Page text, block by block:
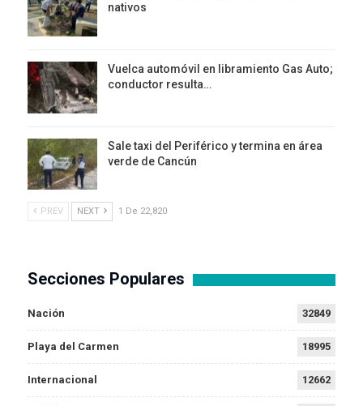
nativos
Vuelca automóvil en libramiento Gas Auto;
conductor resulta…
Sale taxi del Periférico y termina en área
verde de Cancún
PREV NEXT 1 De 22,820
Secciones Populares
Nación 32849
Playa del Carmen 18995
Internacional 12662